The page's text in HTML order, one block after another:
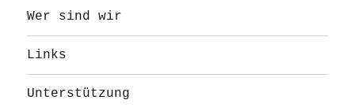
Wer sind wir
Links
Unterstützung